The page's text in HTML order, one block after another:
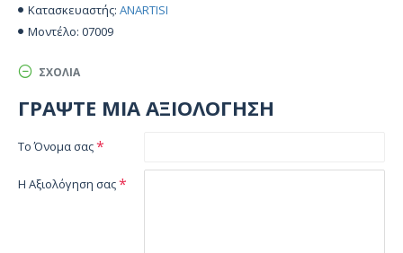
Κατασκευαστής: ANARTISI
Μοντέλο: 07009
ΣΧΌΛΙΑ
ΓΡΆΨΤΕ ΜΙΑ ΑΞΙΟΛΌΓΗΣΗ
Το Όνομα σας
Η Αξιολόγηση σας